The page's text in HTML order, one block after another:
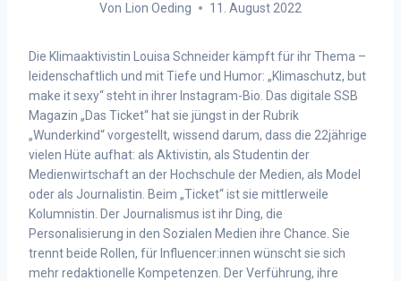
Von Lion Oeding 11. August 2022
Die Klimaaktivistin Louisa Schneider kämpft für ihr Thema –
leidenschaftlich und mit Tiefe und Humor: „Klimaschutz, but
make it sexy“ steht in ihrer Instagram-Bio. Das digitale SSB
Magazin „Das Ticket“ hat sie jüngst in der Rubrik
„Wunderkind“ vorgestellt, wissend darum, dass die 22jährige
vielen Hüte aufhat: als Aktivistin, als Studentin der
Medienwirtschaft an der Hochschule der Medien, als Model
oder als Journalistin. Beim „Ticket“ ist sie mittlerweile
Kolumnistin. Der Journalismus ist ihr Ding, die
Personalisierung in den Sozialen Medien ihre Chance. Sie
trennt beide Rollen, für Influencer:innen wünscht sie sich
mehr redaktionelle Kompetenzen. Der Verführung, ihre